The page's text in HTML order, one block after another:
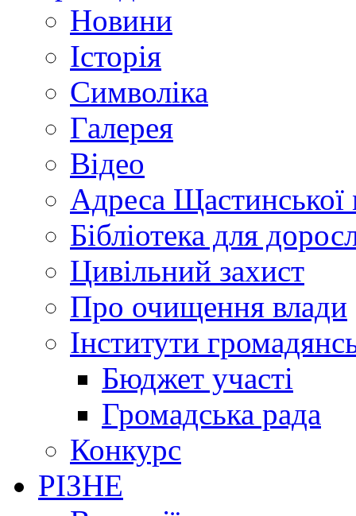
Новини
Історія
Символіка
Галерея
Відео
Адреса Щастинської
Бібліотека для
Цивільний захист
Про очищення влади
Інститути
Бюджет участі
Громадська рада
Конкурс
РІЗНЕ